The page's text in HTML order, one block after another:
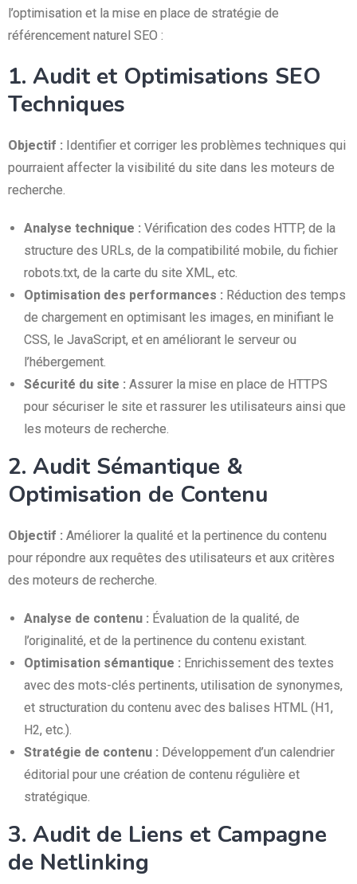
l’optimisation et la mise en place de stratégie de
référencement naturel SEO :
1. Audit et Optimisations SEO
Techniques
Objectif : Identifier et corriger les problèmes techniques qui
pourraient affecter la visibilité du site dans les moteurs de
recherche.
Analyse technique : Vérification des codes HTTP, de la
structure des URLs, de la compatibilité mobile, du fichier
robots.txt, de la carte du site XML, etc.
Optimisation des performances : Réduction des temps
de chargement en optimisant les images, en minifiant le
CSS, le JavaScript, et en améliorant le serveur ou
l’hébergement.
Sécurité du site : Assurer la mise en place de HTTPS
pour sécuriser le site et rassurer les utilisateurs ainsi que
les moteurs de recherche.
2. Audit Sémantique &
Optimisation de Contenu
Objectif : Améliorer la qualité et la pertinence du contenu
pour répondre aux requêtes des utilisateurs et aux critères
des moteurs de recherche.
Analyse de contenu : Évaluation de la qualité, de
l’originalité, et de la pertinence du contenu existant.
Optimisation sémantique : Enrichissement des textes
avec des mots-clés pertinents, utilisation de synonymes,
et structuration du contenu avec des balises HTML (H1,
H2, etc.).
Stratégie de contenu : Développement d’un calendrier
éditorial pour une création de contenu régulière et
stratégique.
3. Audit de Liens et Campagne
de Netlinking